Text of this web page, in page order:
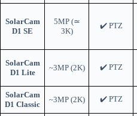
SolarCam
D1 SE
5MP (≃
3K)
✔️ PTZ
SolarCam
D1 Lite
~3MP (2K) ✔️ PTZ
SolarCam
D1 Classic
~3MP (2K) ✔️ PTZ